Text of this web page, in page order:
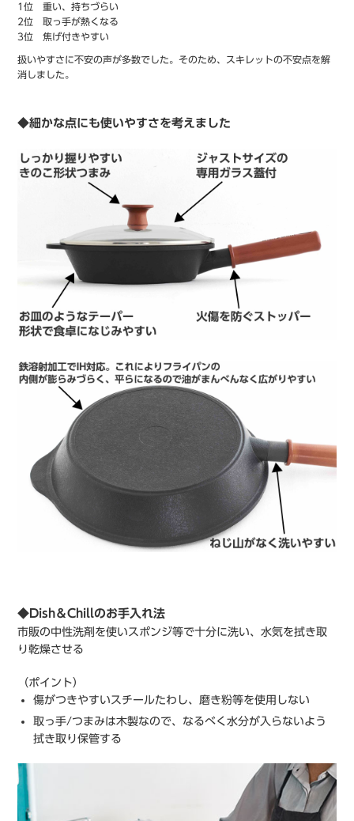
1位 重い、持ちづらい
2位 取っ手が熱くなる
3位 焦げ付きやすい
扱いやすさに不安の声が多数でした。そのため、スキレットの不安点を解
消しました。
◆細かな点にも使いやすさを考えました
◆Dish＆Chillのお手入れ法
市販の中性洗剤を使いスポンジ等で十分に洗い、水気を拭き取
り乾燥させる
（ポイント）
傷がつきやすいスチールたわし、磨き粉等を使用しない
取っ手/つまみは木製なので、なるべく水分が入らないよう
拭き取り保管する